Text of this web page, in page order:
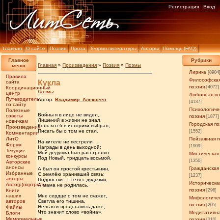
Главная О сайте Поэзия Проза Теория литературы Авторы Помощь (FAQ)
Регистрация Вход
Главное
меню
Правила
сайта
Координационный
центр
Путеводитель
по сайту
Полезные
советы
новичкам
Произведения
Комментарии
ЛитО
Форум
Текущие
конкурсы
Авторские
анонсы
Избранные
авторы
Авто(р)портреты
Книги
наших
авторов
Файлы
Блоги
Мемориальные
Рубрики
Лирика
поэзия [4072]
Любовная
[4137]
поэзия [1877]
Городская
[1552]
Пейзажная
[1909]
Мистическая
[1350]
Гражданская
[1237]
поэзия [296]
поэзия [205]
Главная »Произведения »Поэзия »Поэмы
Кукла
Поэмы
Автор:Владимир_Алексеев
Войны я в лицо не видел,
Лишений в жизни не знал.
Коль кто б в историки выбрал,
Писать бы о том не стал.
На кителе не пестрели
Награды в день выходной:
Мой дедушка был расстрелян
Под Новый, тридцать восьмой.
А был он простой крестьянин,
С землёю хранивший связь;
Подростки — тётя с дядьями,
А мама не родилась.
Мне сердце о том не скажет,
Светла его тишина,
Нельзя и представить даже,
Что значит слово «война»,